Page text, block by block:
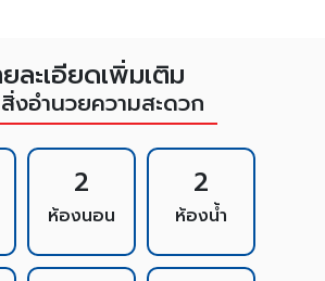
ยละเอียดเพิ่มเติม
งอำนวยความสะดวก
2
ห้องนอน
2
ห้องน้ำ